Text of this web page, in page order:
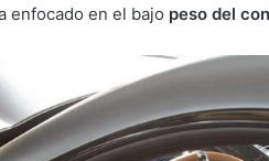
enfocado en el bajo peso del